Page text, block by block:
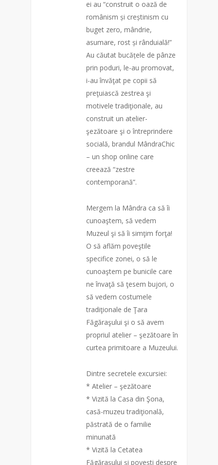
ei au “construit o oază de
românism și creștinism cu
buget zero, mândrie,
asumare, rost și rânduială!”
Au căutat bucățele de pânze
prin poduri, le-au promovat,
i-au învăţat pe copii să
preţuiască zestrea şi
motivele tradiţionale, au
construit un atelier-
şezătoare şi o întreprindere
socială, brandul MândraChic
– un shop online care
creează “zestre
contemporană”.
Mergem la Mândra ca să îi
cunoaştem, să vedem
Muzeul şi să îi simţim forţa!
O să aflăm poveştile
specifice zonei, o să le
cunoaştem pe bunicile care
ne învaţă să ţesem bujori, o
să vedem costumele
tradiţionale de Ţara
Făgăraşului şi o să avem
propriul atelier – şezătoare în
curtea primitoare a Muzeului.
Dintre secretele excursiei:
* Atelier – şezătoare
* Vizită la Casa din Şona,
casă-muzeu tradiţională,
păstrată de o familie
minunată
* Vizită la Cetatea
Făgăraşului şi poveşti despre